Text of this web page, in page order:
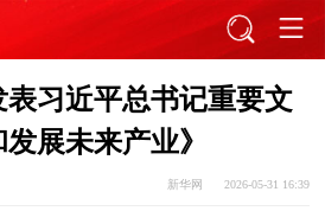
表习近平总书记重要文
展未来产业》
新华网 2026-05-31 16:39